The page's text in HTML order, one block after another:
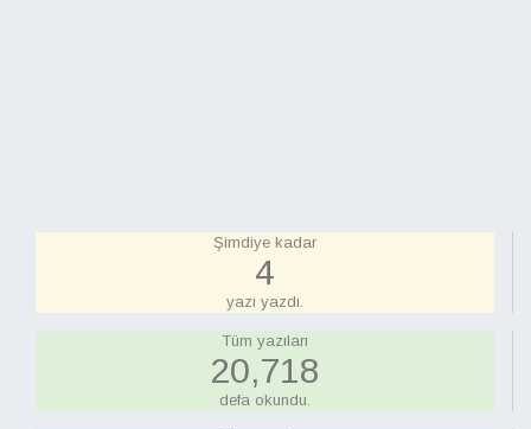
Şimdiye kadar
4
yazı yazdı.
Tüm yazıları
21,092
defa okundu.